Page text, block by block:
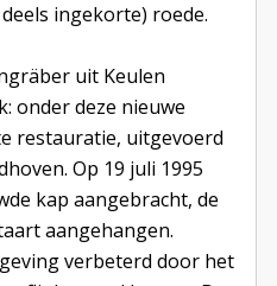
ingekorte) roede.
uit Keulen
onder deze nieuwe
restauratie, uitgevoerd
Op 19 juli 1995
kap aangebracht, de
aangehangen.
verbeterd door het